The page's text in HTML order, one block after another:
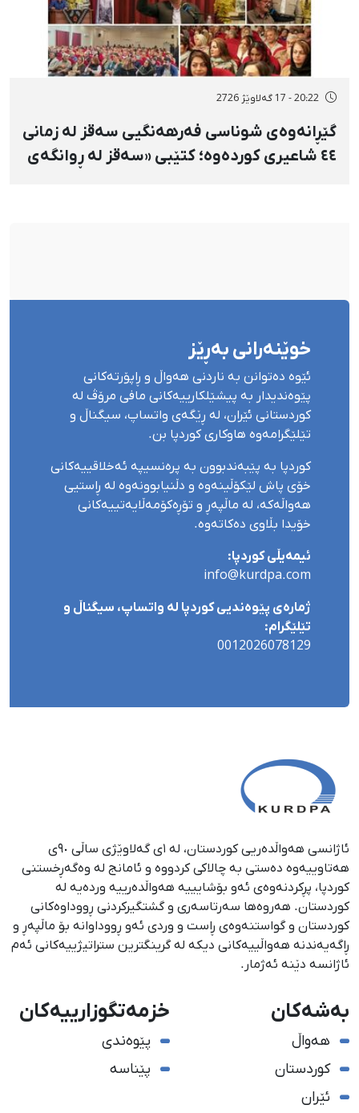
20:22 - 17 گەلاوێژ 2726
گێڕانەوەی شوناسی فەرهەنگیی سەقز لە زمانی
٤٤ شاعیری کوردەوە؛ کتێبی «سەقز لە ڕوانگەی
خوێنەرانی بەڕێز
ئێوە دەتوانن بە ناردنی هەواڵ و ڕاپۆرتەکانی
پێوەندیدار بە پیشێلکارییەکانی مافی مرۆڤ لە
کوردستانی ئێران، لە ڕێگەی واتساپ، سیگناڵ و
تێلێگرامەوە هاوکاری کوردپا بن.
کوردپا بە پێبەندبوون بە پرەنسیپە ئەخلاقییەکانی
خۆی پاش لێکۆڵینەوە و دڵنیابوونەوە لە ڕاستیی
هەواڵەکە، لە ماڵپەڕ و تۆڕەکۆمەڵایەتییەکانی
خۆیدا بڵاوی دەکاتەوە.
ئیمەیڵی کوردپا:
info@kurdpa.com
ژمارەی پێوەندیی کوردپا لە واتساپ، سیگناڵ و
تێلێگرام:
0012026078129
ئاژانسی هەواڵدەریی کوردستان، لە ١ی گەلاوێژی ساڵی ٩٠ی
هەتاوییەوە دەستی بە چالاکی کردووە و ئامانج لە وەگەڕخستنی
كوردپا، پڕكردنەوەی ئەو بۆشایییە هەواڵدەرییە وردەیە لە
كوردستان. هەروەها سەرتاسەری و گشتگیركردنی ڕووداوەكانی
كوردستان و گواستنەوەی ڕاست و وردی ئەو ڕووداوانە بۆ ماڵپەڕ و
ڕاگەیەندنە هەواڵییەكانی دیكە لە گرینگترین ستراتیژییەكانی ئەم
ئاژانسە دێنە ئەژمار.
بەشەکان
هەواڵ
کوردستان
ئێران
خزمەتگوزارییەکان
پێوەندی
پێناسە